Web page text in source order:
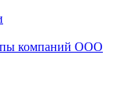
компаний ООО